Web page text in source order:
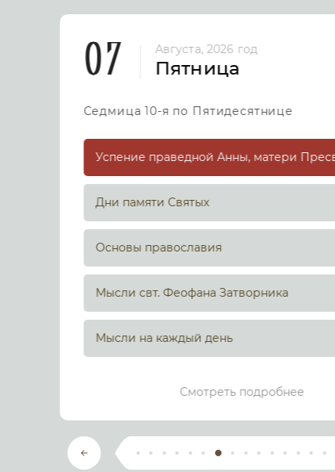
07
Августа, 2026 год
Пятница
Седмица 10-я по Пятидесятнице
Дни памяти Святых
Основы православия
Мысли свт. Феофана Затворника
Мысли на каждый день
Смотреть подробнее